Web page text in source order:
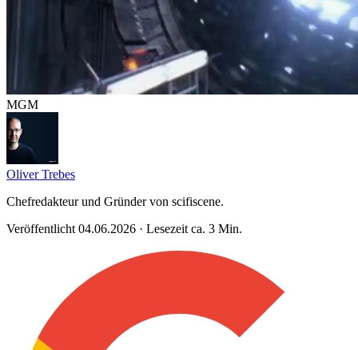
MGM
Oliver Trebes
Chefredakteur und Gründer von scifiscene.
Veröffentlicht 04.06.2026 · Lesezeit ca. 3 Min.